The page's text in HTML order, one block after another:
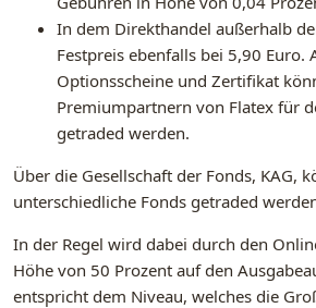
In dem Direkthandel außerhalb
Festpreis ebenfalls bei 5,90 Euro.
Optionsscheine und Zertifikat
Premiumpartnern von Flatex für
getraded werden.
Über die Gesellschaft der Fonds, KAG,
unterschiedliche Fonds getraded
In der Regel wird dabei durch den
Höhe von 50 Prozent auf den
entspricht dem Niveau, welches die